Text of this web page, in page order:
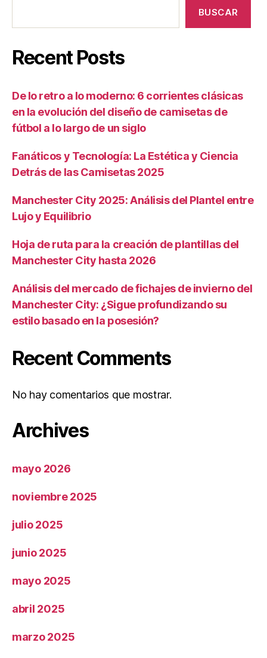
BUSCAR
Recent Posts
De lo retro a lo moderno: 6 corrientes clásicas
en la evolución del diseño de camisetas de
fútbol a lo largo de un siglo
Fanáticos y Tecnología: La Estética y Ciencia
Detrás de las Camisetas 2025
Manchester City 2025: Análisis del Plantel entre
Lujo y Equilibrio
Hoja de ruta para la creación de plantillas del
Manchester City hasta 2026
Análisis del mercado de fichajes de invierno del
Manchester City: ¿Sigue profundizando su
estilo basado en la posesión?
Recent Comments
No hay comentarios que mostrar.
Archives
mayo 2026
noviembre 2025
julio 2025
junio 2025
mayo 2025
abril 2025
marzo 2025